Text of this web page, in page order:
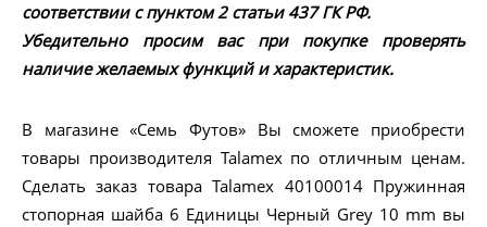
соответствии с пунктом 2 статьи 437 ГК РФ.
Убедительно просим вас при покупке проверять
наличие желаемых функций и характеристик.
В магазине «Семь Футов» Вы сможете приобрести
товары производителя Talamex по отличным ценам.
Сделать заказ товара Talamex 40100014 Пружинная
стопорная шайба 6 Единицы Черный Grey 10 mm вы